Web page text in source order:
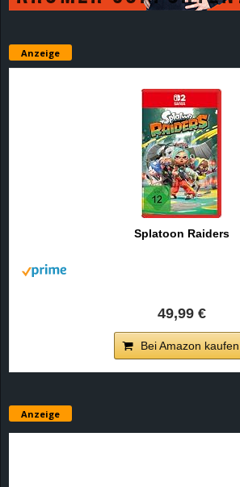
Anzeige
Splatoon Raiders
49,99 €
Bei Amazon kaufen
Anzeige